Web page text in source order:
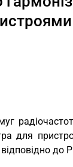
для
до